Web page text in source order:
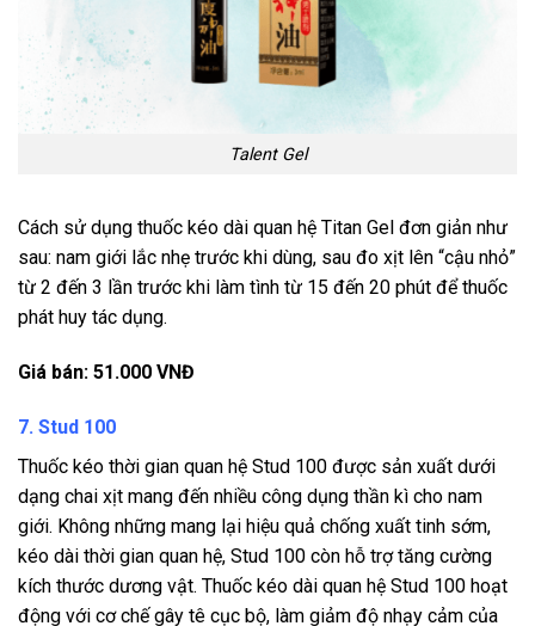
Talent Gel
Cách sử dụng thuốc kéo dài quan hệ Titan Gel đơn giản như
sau: nam giới lắc nhẹ trước khi dùng, sau đo xịt lên “cậu nhỏ”
từ 2 đến 3 lần trước khi làm tình từ 15 đến 20 phút để thuốc
phát huy tác dụng.
Giá bán: 51.000 VNĐ
7. Stud 100
Thuốc kéo thời gian quan hệ Stud 100 được sản xuất dưới
dạng chai xịt mang đến nhiều công dụng thần kì cho nam
giới. Không những mang lại hiệu quả chống xuất tinh sớm,
kéo dài thời gian quan hệ, Stud 100 còn hỗ trợ tăng cường
kích thước dương vật. Thuốc kéo dài quan hệ Stud 100 hoạt
động với cơ chế gây tê cục bộ, làm giảm độ nhạy cảm của